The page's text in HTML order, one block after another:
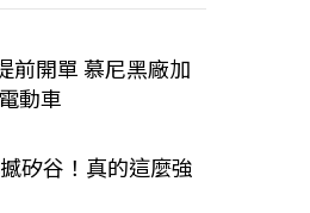
前開單 慕尼黑廠加
動車
矽谷！真的這麼強